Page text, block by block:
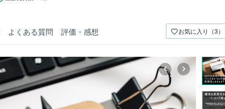
よくある質問 評価・感想 お気に入り（3）